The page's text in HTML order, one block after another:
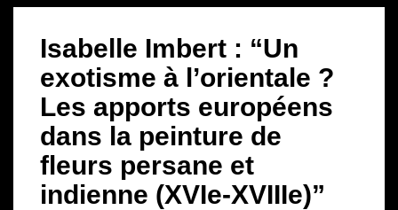
Isabelle Imbert : “Un
exotisme à l’orientale ?
Les apports européens
dans la peinture de
fleurs persane et
indienne (XVIe-XVIIIe)”